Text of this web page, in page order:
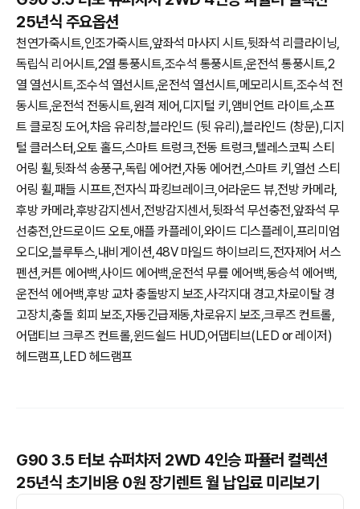
25년식 주요옵션
천연가죽시트,인조가죽시트,앞좌석 마사지 시트,뒷좌석 리클라이닝,
독립식 리어시트,2열 통풍시트,조수석 통풍시트,운전석 통풍시트,2
열 열선시트,조수석 열선시트,운전석 열선시트,메모리시트,조수석 전
동시트,운전석 전동시트,원격 제어,디지털 키,앰비언트 라이트,소프
트 클로징 도어,차음 유리창,블라인드 (뒷 유리),블라인드 (창문),디지
털 클러스터,오토 홀드,스마트 트렁크,전동 트렁크,텔레스코픽 스티
어링 휠,뒷좌석 송풍구,독립 에어컨,자동 에어컨,스마트 키,열선 스티
어링 휠,패들 시프트,전자식 파킹브레이크,어라운드 뷰,전방 카메라,
후방 카메라,후방감지센서,전방감지센서,뒷좌석 무선충전,앞좌석 무
선충전,안드로이드 오토,애플 카플레이,와이드 디스플레이,프리미엄
오디오,블루투스,내비게이션,48V 마일드 하이브리드,전자제어 서스
펜션,커튼 에어백,사이드 에어백,운전석 무릎 에어백,동승석 에어백,
운전석 에어백,후방 교차 충돌방지 보조,사각지대 경고,차로이탈 경
고장치,충돌 회피 보조,자동긴급제동,차로유지 보조,크루즈 컨트롤,
어댑티브 크루즈 컨트롤,윈드쉴드 HUD,어댑티브(LED or 레이저)
헤드램프,LED 헤드램프
G90 3.5 터보 슈퍼차저 2WD 4인승 파퓰러 컬렉션
25년식 초기비용 0원 장기렌트 월 납입료 미리보기